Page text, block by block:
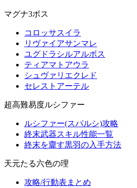
マグナ3ボス
コロッサスイラ
リヴァイアサンマレ
ユグドラシルアルボス
ティアマトアウラ
シュヴァリエクレド
セレストアーテル
超高難易度ルシファー
ルシファー(スパルシ)攻略
終末武器スキル性能一覧
終末を齎す黒羽の入手方法
天元たる六色の理
攻略/行動表まとめ